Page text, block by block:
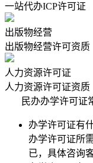
一站代办ICP许可证
出版物经营
出版物经营许可资质
人力资源许可证
人力资源许可证资质
民办办学许可证
办学许可证有
办学许可证所
已，具体咨询客